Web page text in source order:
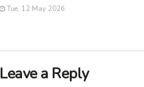
Tue, 12 May 2026
Leave a Reply